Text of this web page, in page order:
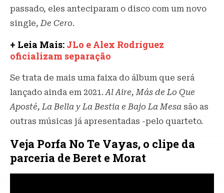
passado, eles anteciparam o disco com um novo
single,De Cero.
+ Leia Mais: JLo e Alex Rodríguez
oficializam separação
Se trata de mais uma faixa do álbum que será
lançado ainda em 2021.Al Aire, Más de Lo Que
Aposté, La Bella y La Bestia e Bajo La Mesa são as
outras músicas já apresentadas -pelo quarteto.
Veja Porfa No Te Vayas, o clipe da
parceria de Beret e Morat